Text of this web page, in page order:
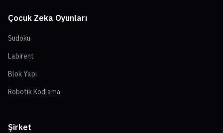
Çocuk Zeka Oyunları
Sudoku
Labirent
Blok Yapı
Robotik Kodlama
Şirket